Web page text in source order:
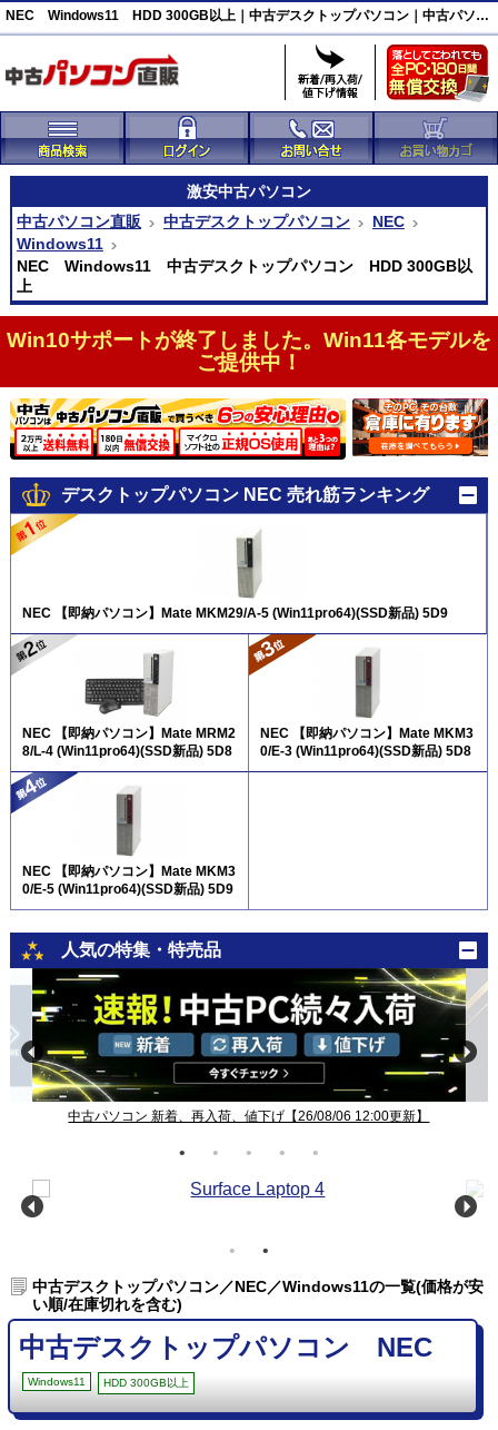
NEC Windows11 HDD 300GB以上｜中古デスクトップパソコン｜中古パソコン直販
激安中古パソコン
中古パソコン直販
中古デスクトップパソコン
NEC
Windows11
NEC Windows11 中古デスクトップパソコン HDD 300GB以
上
Win10サポートが終了しました。Win11各モデルを
ご提供中！
デスクトップパソコン NEC 売れ筋ランキング
NEC 【即納パソコン】Mate MKM29/A-5 (Win11pro64)(SSD新品) 5D9
NEC 【即納パソコン】Mate MRM2
8/L-4 (Win11pro64)(SSD新品) 5D8
NEC 【即納パソコン】Mate MKM3
0/E-3 (Win11pro64)(SSD新品) 5D8
NEC 【即納パソコン】Mate MKM3
0/E-5 (Win11pro64)(SSD新品) 5D9
人気の特集・特売品
中古パソコン 新着、再入荷、値下げ【26/08/06 12:00更新】
中古デスクトップパソコン／NEC／Windows11の一覧(価格が安
い順/在庫切れを含む)
中古デスクトップパソコン NEC
Windows11 HDD 300GB以上